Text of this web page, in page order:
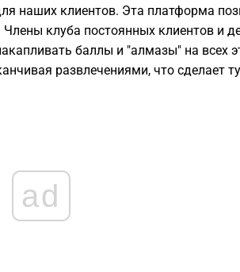
наших клиентов. Эта платформа
клуба постоянных клиентов и
баллы и "алмазы" на всех
развлечениями, что сделает
ad